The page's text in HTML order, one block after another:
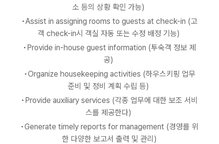
소 등의 상황 확인 가능)
•Assist in assigning rooms to guests at check-in (고
객 check-in시 객실 자동 또는 수정 배정 기능)
•Provide in-house guest information (투숙객 정보 제
공)
•Organize housekeeping activities (하우스키핑 업무
준비 및 정비 계획 수립 등)
•Provide auxiliary services (각종 업무에 대한 보조 서비
스를 제공한다)
•Generate timely reports for management (경영를 위
한 다양한 보고서 출력 및 관리)